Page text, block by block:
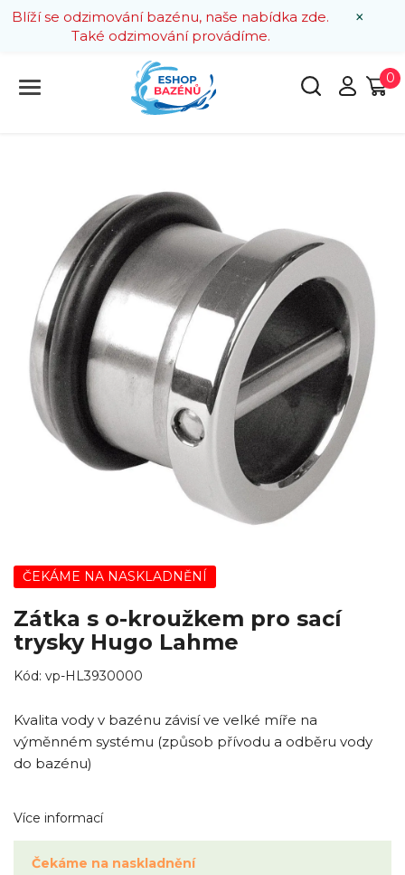
×
Blíží se odzimování bazénu, naše nabídka zde.
Také odzimování provádíme.
0
ČEKÁME NA NASKLADNĚNÍ
Zátka s o-kroužkem pro sací
trysky Hugo Lahme
Kód: vp-HL3930000
Kvalita vody v bazénu závisí ve velké míře na
výměnném systému (způsob přívodu a odběru vody
do bazénu)
Více informací
Čekáme na naskladnění